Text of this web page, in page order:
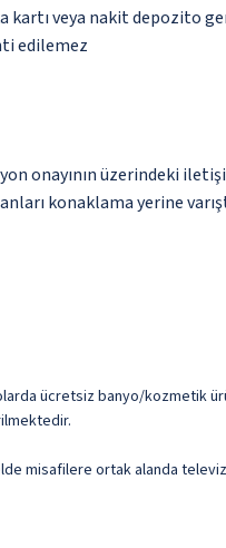
kartı veya nakit depozito
edilemez
onayının üzerindeki
konaklama yerine
ücretsiz banyo/kozmetik
misafilere ortak alanda